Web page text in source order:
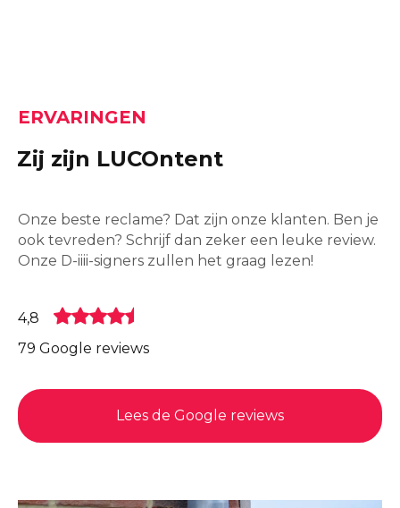
ERVARINGEN
Zij zijn LUCOntent
Onze beste reclame? Dat zijn onze klanten. Ben je
ook tevreden? Schrijf dan zeker een leuke review.
Onze D-iiii-signers zullen het graag lezen!
4,8
79 Google reviews
Lees de Google reviews